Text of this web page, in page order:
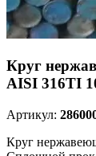
Круг
AISI 316TI
Артикул:
Круг